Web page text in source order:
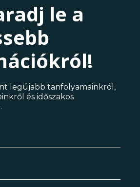
le a
legújabb tanfolyamainkról,
és időszakos